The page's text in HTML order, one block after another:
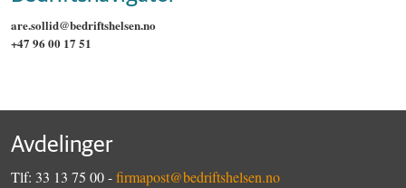
are.sollid@bedriftshelsen.no
+47 96 00 17 51
Avdelinger
Tlf: 33 13 75 00 -firmapost@bedriftshelsen.no